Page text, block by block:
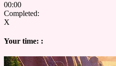
00:00
Completed:
X
Your time: :